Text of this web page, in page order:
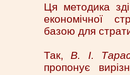
Ця методика
економічної
базою для
Так, В. І.
пропонує